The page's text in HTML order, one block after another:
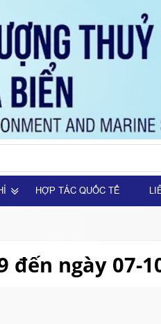
HỢP TÁC QUỐC TẾ
ngày 07-